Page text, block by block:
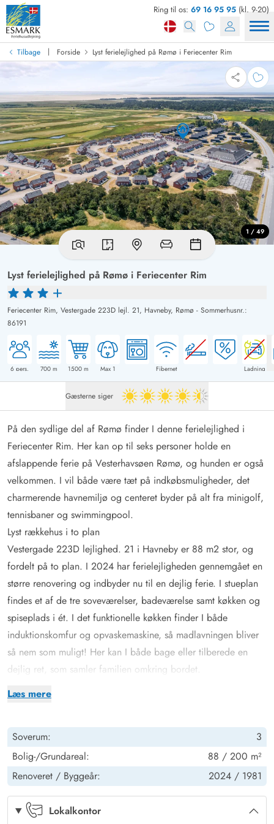
Ring til os: 69 16 95 95 (kl. 9-20)
Tilbage | Forside Lyst ferielejlighed på Rømø i Feriecenter Rim
Lyst ferielejlighed på Rømø i Feriecenter Rim
Feriecenter Rim, Vestergade 223D lejl. 21, Havneby, Rømø - Sommerhusnr.:
86191
6 pers. 700 m 1500 m Max 1 Fibernet Ladning
1 / 49
Gæsterne siger 4.5 ud af 5
Læs mere
På den sydlige del af Rømø finder I denne ferielejlighed i
Feriecenter Rim. Her kan op til seks personer holde en
afslappende ferie på Vesterhavsøen Rømø, og hunden er også
velkommen. I vil både være tæt på indkøbsmuligheder, det
charmerende havnemiljø og centeret byder på alt fra minigolf,
tennisbaner og swimmingpool.
Lyst rækkehus i to plan
Vestergade 223D lejlighed. 21 i Havneby er 88 m2 stor, og
fordelt på to plan. I 2024 har ferielejligheden gennemgået en
større renovering og indbyder nu til en dejlig ferie. I stueplan
findes et af de tre soveværelser, badeværelse samt køkken og
spiseplads i ét. I det funktionelle køkken finder I både
induktionskomfur og opvaskemaskine, så madlavningen bliver
så nem som muligt! Her kan I både bage eller tilberede en
dejlig ret, som samler familien omkring bordet.
Nyt tv med cromecast.
bog, se tv eller spille spil – mulighederne er mange!
Feriecenter Rim
Udenfor finder I en lille fin lukket terrasse, hvor I kan nyde
solskinstimerne. Her står havemøblerne klar, og her kan I roligt
ladehundentulle rundt. Til aften har i mulighed for at tænde
Soverum:
3
Bolig-/Grundareal:
88 / 200 m²
Renoveret / Byggeår: 2024 / 1981
Lokalkontor